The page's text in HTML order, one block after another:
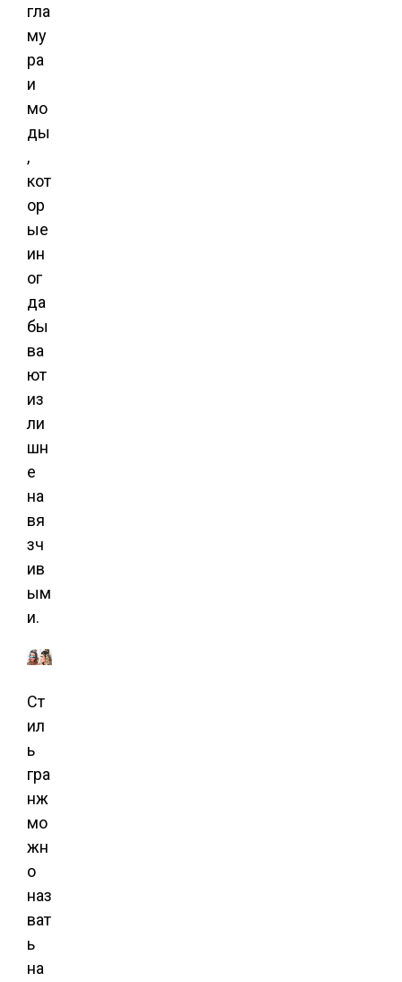
гла
му
ра
и
мо
ды
,
кот
ор
ые
ин
ог
да
бы
ва
ют
из
ли
шн
е
на
вя
зч
ив
ым
и.
Ст
ил
ь
гра
нж
мо
жн
о
наз
ват
ь
на